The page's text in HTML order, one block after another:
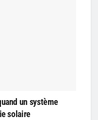
un système
solaire